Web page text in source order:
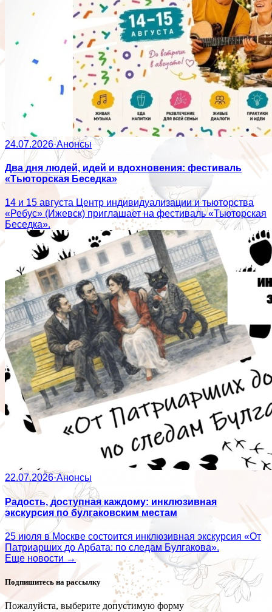
24.07.2026·Анонсы
Два дня людей, идей и вдохновения: фестиваль
«Тьюторская Беседка»
14 и 15 августа Центр индивидуализации и тьюторства
«Ребус» (Ижевск) приглашает на фестиваль «Тьюторская
Беседка».
22.07.2026·Анонсы
Радость, доступная каждому: инклюзивная
экскурсия по булгаковским местам
25 июля в Москве состоится инклюзивная экскурсия «От
Патриарших до Арбата: по следам Булгакова».
Еще новости →
Подпишитесь на рассылку
Пожалуйста, выберите допустимую форму